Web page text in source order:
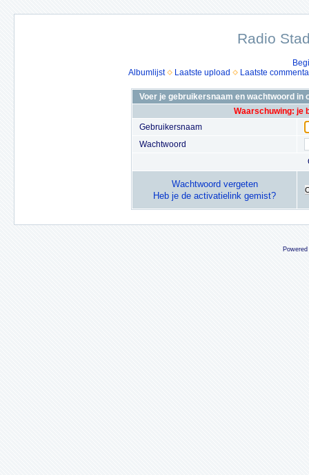
Radio
Albumlijst
Laatste upload Laatste
Voer je gebruikersnaam en wachtwoord in
Waarschuwing: je
Gebruikersnaam
Wachtwoord
Wachtwoord vergeten
Heb je de activatielink gemist?